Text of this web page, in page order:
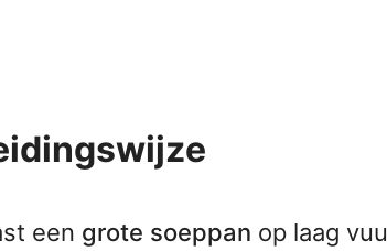
een grote soeppan op laag